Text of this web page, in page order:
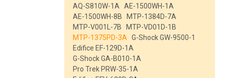
AQ-S810W-1A
AE-1500WH-1A
AE-1500WH-8B
MTP-1384D-7A
MTP-V001L-7B
MTP-VD01D-1B
MTP-1375PD-3A
G-Shock GW-9500-1
Edifice EF-129D-1A
G-Shock GA-B010-1A
Pro Trek PRW-35-1A